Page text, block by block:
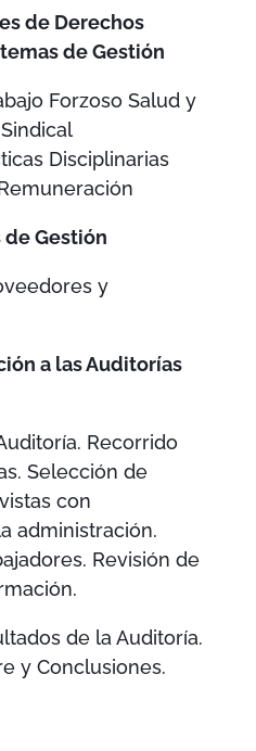
de Derechos
de Gestión
Forzoso Salud y
Disciplinarias
de Gestión
y
a las Auditorías
Recorrido
Selección de
con
administración.
Revisión de
de la Auditoría.
y Conclusiones.